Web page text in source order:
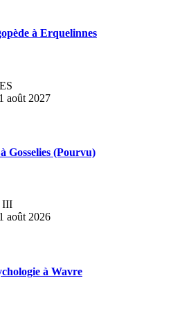
à Erquelinnes
août 2027
Gosselies (Pourvu)
III
août 2026
à Wavre